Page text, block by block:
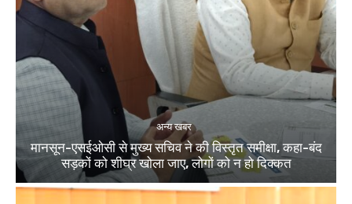
अन्य खबर
मानसून-एसईओसी से मुख्य सचिव ने की विस्तृत समीक्षा, कहा-बंद
सड़कों को शीघ्र खोला जाए, लोगों को न हो दिक्कत